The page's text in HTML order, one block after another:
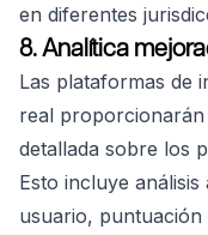
en diferentes
8. Analítica
Las plataformas de
real
detallada sobre los
Esto incluye
usuario, puntuación